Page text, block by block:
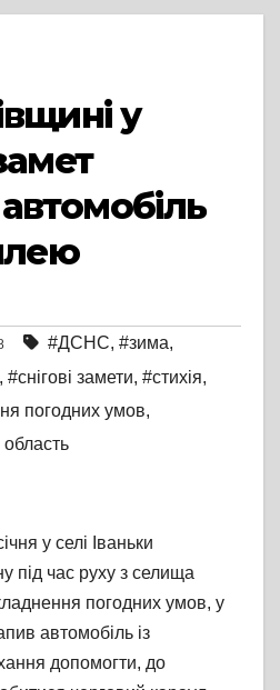
у
#ДСНС, #зима,
, #снігові замети, #стихія,
погодних умов,
у селі Іваньки
під час руху з селища
погодних умов, у
автомобіль із
допомогти, до